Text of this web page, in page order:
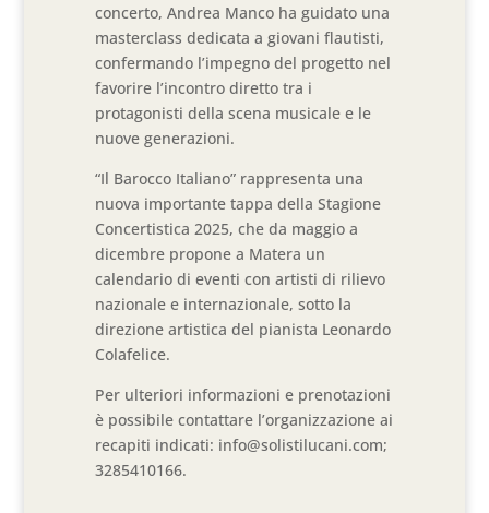
concerto, Andrea Manco ha guidato una
masterclass dedicata a giovani flautisti,
confermando l’impegno del progetto nel
favorire l’incontro diretto tra i
protagonisti della scena musicale e le
nuove generazioni.
“Il Barocco Italiano” rappresenta una
nuova importante tappa della Stagione
Concertistica 2025, che da maggio a
dicembre propone a Matera un
calendario di eventi con artisti di rilievo
nazionale e internazionale, sotto la
direzione artistica del pianista Leonardo
Colafelice.
Per ulteriori informazioni e prenotazioni
è possibile contattare l’organizzazione ai
recapiti indicati: info@solistilucani.com;
3285410166.